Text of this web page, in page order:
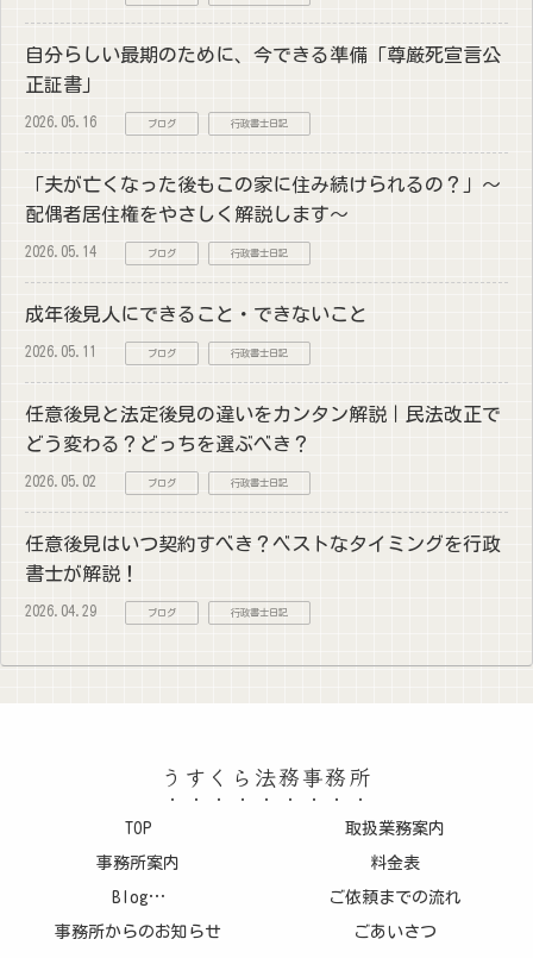
自分らしい最期のために、今できる準備「尊厳死宣言公
正証書」
2026.05.16 ブログ 行政書士日記
「夫が亡くなった後もこの家に住み続けられるの？」～
配偶者居住権をやさしく解説します～
2026.05.14 ブログ 行政書士日記
成年後見人にできること・できないこと
2026.05.11 ブログ 行政書士日記
任意後見と法定後見の違いをカンタン解説｜民法改正で
どう変わる？どっちを選ぶべき？
2026.05.02 ブログ 行政書士日記
任意後見はいつ契約すべき？ベストなタイミングを行政
書士が解説！
2026.04.29 ブログ 行政書士日記
うすくら法務事務所
TOP 取扱業務案内
事務所案内 料金表
Blog… ご依頼までの流れ
事務所からのお知らせ ごあいさつ